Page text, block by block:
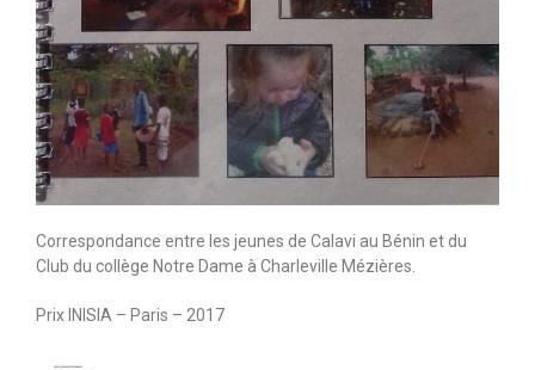
Correspondance entre les jeunes de Calavi au Bénin et du
Club du collège Notre Dame à Charleville Mézières.
Prix INISIA – Paris – 2017